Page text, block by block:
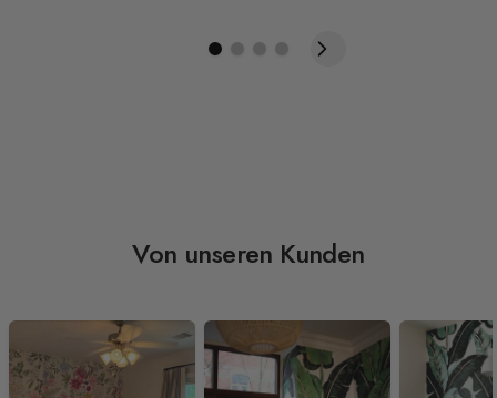
Von unseren Kunden